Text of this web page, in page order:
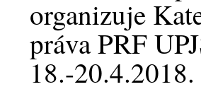
organizuje
práva PRF
18.-20.4.2018.